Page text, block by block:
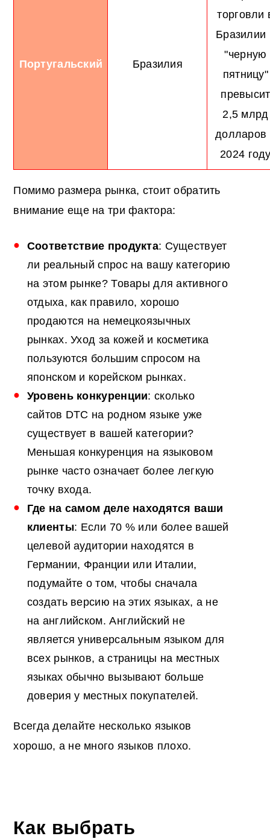
Португальский Бразилия
торговли
Бразилии
"черную
пятницу"
превысит
2,5 млрд
долларов
2024
Помимо размера рынка, стоит обратить
внимание еще на три фактора:
Соответствие продукта: Существует
ли реальный спрос на вашу категорию
на этом рынке? Товары для активного
отдыха, как правило, хорошо
продаются на немецкоязычных
рынках. Уход за кожей и косметика
пользуются большим спросом на
японском и корейском рынках.
Уровень конкуренции: сколько
сайтов DTC на родном языке уже
существует в вашей категории?
Меньшая конкуренция на языковом
рынке часто означает более легкую
точку входа.
Где на самом деле находятся ваши
клиенты: Если 70 % или более вашей
целевой аудитории находятся в
Германии, Франции или Италии,
подумайте о том, чтобы сначала
создать версию на этих языках, а не
на английском. Английский не
является универсальным языком для
всех рынков, а страницы на местных
языках обычно вызывают больше
доверия у местных покупателей.
Всегда делайте несколько языков
хорошо, а не много языков плохо.
Как выбрать